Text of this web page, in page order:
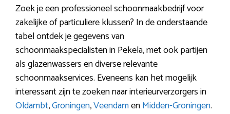
Zoek je een professioneel schoonmaakbedrijf voor
zakelijke of particuliere klussen? In de onderstaande
tabel ontdek je gegevens van
schoonmaakspecialisten in Pekela, met ook partijen
als glazenwassers en diverse relevante
schoonmaakservices. Eveneens kan het mogelijk
interessant zijn te zoeken naar interieurverzorgers in
Oldambt,Groningen,VeendamenMidden-Groningen.